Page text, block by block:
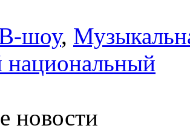
шоу,
новости